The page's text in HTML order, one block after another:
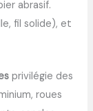
abrasif.
fil solide), et
privilégie des
roues